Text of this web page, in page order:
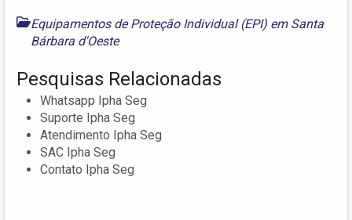
Equipamentos de Proteção Individual (EPI) em Santa
Bárbara d'Oeste
Pesquisas Relacionadas
Whatsapp Ipha Seg
Suporte Ipha Seg
Atendimento Ipha Seg
SAC Ipha Seg
Contato Ipha Seg